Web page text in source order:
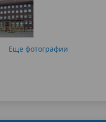
Еще фотографии